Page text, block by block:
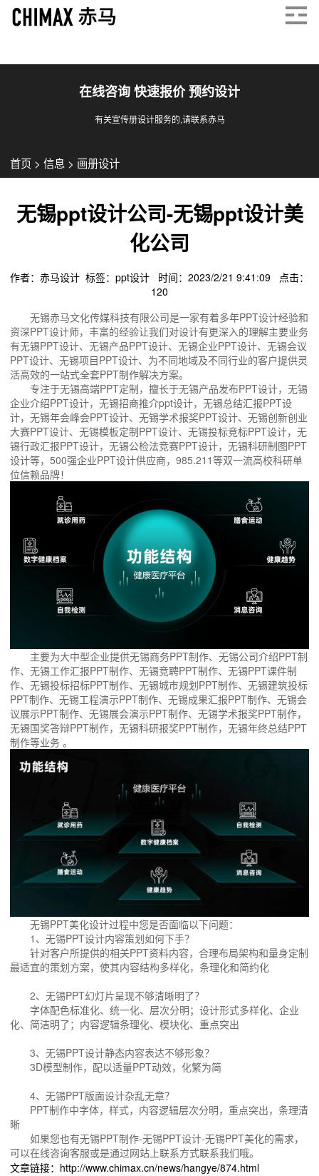
在线咨询 快速报价 预约设计
有关宣传册设计服务的,请联系赤马
首页 > 信息 > 画册设计
无锡ppt设计公司-无锡ppt设计美
化公司
作者：赤马设计 标签： ppt设计
时间：2023/2/21 9:41:09 点击：
120
无锡赤马文化传媒科技有限公司是一家有着多年PPT设计经验和
资深PPT设计师，丰富的经验让我们对设计有更深入的理解主要业务
有无锡PPT设计、无锡产品PPT设计、无锡企业PPT设计、无锡会议
PPT设计、无锡项目PPT设计、为不同地域及不同行业的客户提供灵
活高效的一站式全套PPT制作解决方案。
专注于无锡高端PPT定制，擅长于无锡产品发布PPT设计，无锡
企业介绍PPT设计，无锡招商推介ppt设计，无锡总结汇报PPT设
计，无锡年会峰会PPT设计、无锡学术报奖PPT设计、无锡创新创业
大赛PPT设计、无锡模板定制PPT设计、无锡投标竞标PPT设计，无
锡行政汇报PPT设计，无锡公检法竞赛PPT设计，无锡科研制图PPT
设计等，500强企业PPT设计供应商，985.211等双一流高校科研单
位信赖品牌！
主要为大中型企业提供无锡商务PPT制作、无锡公司介绍PPT制
作、无锡工作汇报PPT制作、无锡竞聘PPT制作、无锡PPT课件制
作、无锡投标招标PPT制作、无锡城市规划PPT制作、无锡建筑投标
PPT制作、无锡工程演示PPT制作、无锡成果汇报PPT制作、无锡会
议展示PPT制作、无锡展会演示PPT制作、无锡学术报奖PPT制作，
无锡国奖答辩PPT制作，无锡科研报奖PPT制作，无锡年终总结PPT
制作等业务 。
无锡PPT美化设计过程中您是否面临以下问题：
1、无锡PPT设计内容策划如何下手？
针对客户所提供的相关PPT资料内容，合理布局架构和量身定制
最适宜的策划方案，使其内容结构多样化，条理化和简约化
2、无锡PPT幻灯片呈现不够清晰明了？
字体配色标准化、统一化、层次分明；设计形式多样化、企业
化、简洁明了；内容逻辑条理化、模块化、重点突出
3、无锡PPT设计静态内容表达不够形象？
3D模型制作，配以适量PPT动效，化繁为简
4、无锡PPT版面设计杂乱无章？
PPT制作中字体，样式，内容逻辑层次分明，重点突出，条理清
晰
如果您也有无锡PPT制作-无锡PPT设计-无锡PPT美化的需求，
可以在线咨询客服或是通过网站上联系方式联系我们哦。
文章链接：http://www.chimax.cn/news/hangye/874.html